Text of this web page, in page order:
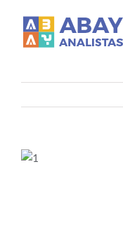
contenido
primas y energía
industriales